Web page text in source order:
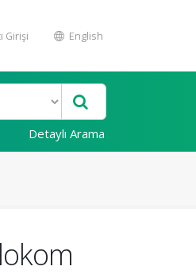
Girişi English
Detaylı Arama